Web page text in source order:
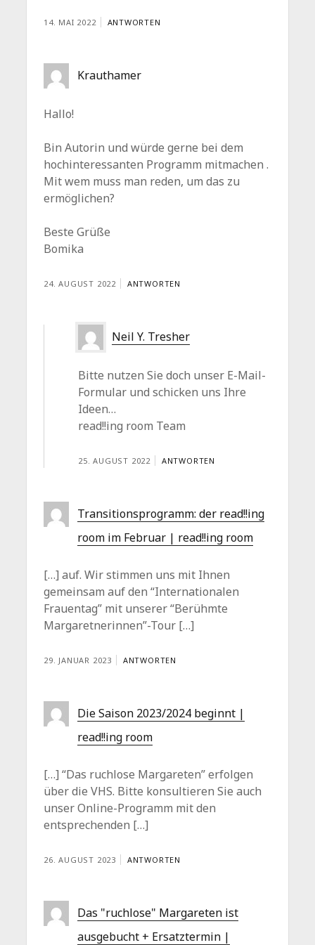
14. MAI 2022 ANTWORTEN
Krauthamer
Hallo!
Bin Autorin und würde gerne bei dem
hochinteressanten Programm mitmachen .
Mit wem muss man reden, um das zu
ermöglichen?
Beste Grüße
Bomika
24. AUGUST 2022 ANTWORTEN
Neil Y. Tresher
Bitte nutzen Sie doch unser E-Mail-
Formular und schicken uns Ihre
Ideen…
read!!ing room Team
25. AUGUST 2022 ANTWORTEN
Transitionsprogramm: der read!!ing
room im Februar | read!!ing room
[…] auf. Wir stimmen uns mit Ihnen
gemeinsam auf den “Internationalen
Frauentag” mit unserer “Berühmte
Margaretnerinnen”-Tour […]
29. JANUAR 2023 ANTWORTEN
Die Saison 2023/2024 beginnt |
read!!ing room
[…] “Das ruchlose Margareten” erfolgen
über die VHS. Bitte konsultieren Sie auch
unser Online-Programm mit den
entsprechenden […]
26. AUGUST 2023 ANTWORTEN
Das "ruchlose" Margareten ist
ausgebucht + Ersatztermin |